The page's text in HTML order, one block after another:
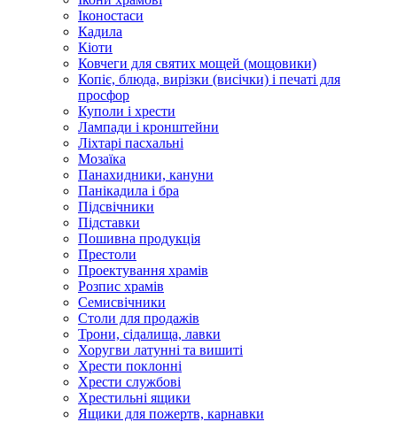
Іконостаси
Кадила
Кіоти
Ковчеги для святих мощей (мощовики)
Копіє, блюда, вирізки (висічки) і печаті для
просфор
Куполи і хрести
Лампади і кронштейни
Ліхтарі пасхальні
Мозаїка
Панахидники, кануни
Панікадила і бра
Підсвічники
Підставки
Пошивна продукція
Престоли
Проектування храмів
Розпис храмів
Семисвічники
Столи для продажів
Трони, сідалища, лавки
Хоругви латунні та вишиті
Хрести поклонні
Хрести службові
Хрестильні ящики
Ящики для пожертв, карнавки